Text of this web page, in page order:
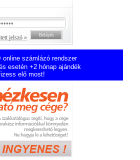
jelszó »
online számlázó rendszer
esetén +2 hónap ajándék
elő most!